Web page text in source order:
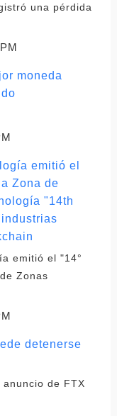
una pérdida
moneda
emitió el
Zona de
"14th
emitió el "14°
Zonas
detenerse
de FTX